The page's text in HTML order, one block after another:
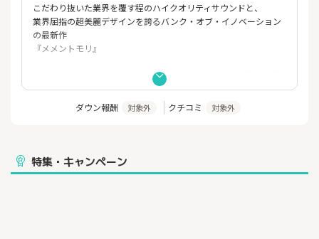
こだわり抜いた業界を覆す程のハイクオリティサウンドと、
業界屈指の超美麗デザインを誇るバンク・オブ・イノベーション
の最新作
『メメントモリ』
豪華アーティストによる歌唱がメメントモリの濃密な世界観を深
化させる。
※イヤホンやヘッドフォン装着でのプレイを推奨します
少し特別な力が使えるだけの、ごく普通の少女たち。
しかし大陸に災いが広がると、 特別な彼女たちは恐れられ、忌み
ダウン報酬 対象外 クチコミ 対象外
特集・キャンペーン